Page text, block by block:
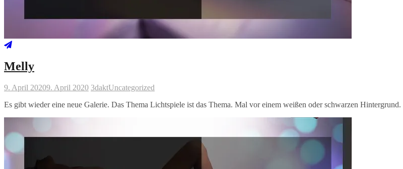
Melly
9. April 20209. April 2020 3daktUncategorized
Es gibt wieder eine neue Galerie. Das Thema Lichtspiele ist das Thema. Mal vor einem weißen oder schwarzen